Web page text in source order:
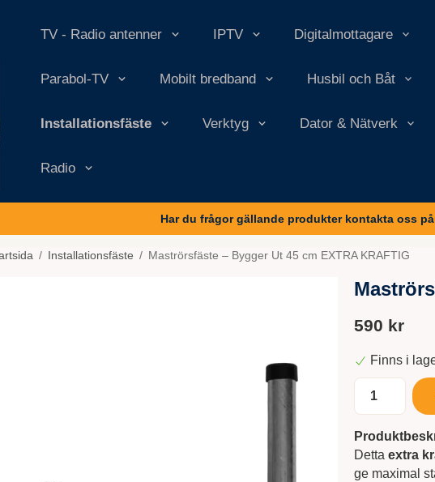
TV - Radio antenner IPTV Digitalmottagare
Parabol-TV Mobilt bredband Husbil och Båt
Installationsfäste Verktyg Dator & Nätverk
Radio
Har du frågor gällande produkter kontakta oss på
/ Installationsfäste / Maströrsfäste – Bygger Ut 45 cm EXTRA KRAFTIG
590 kr
Finns i
Detta extra
ge maximal